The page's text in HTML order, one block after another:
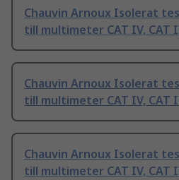
Chauvin Arnoux Isolerat
till multimeter CAT IV, CAT
Chauvin Arnoux Isolerat
till multimeter CAT IV, CAT
Chauvin Arnoux Isolerat
till multimeter CAT IV, CAT